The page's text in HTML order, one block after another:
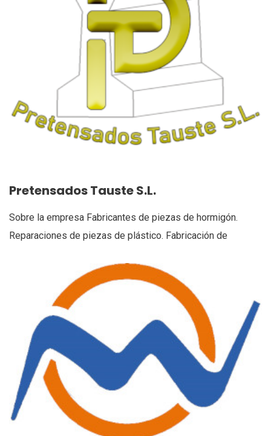
Pretensados Tauste S.L.
Sobre la empresa Fabricantes de piezas de hormigón.
Reparaciones de piezas de plástico. Fabricación de